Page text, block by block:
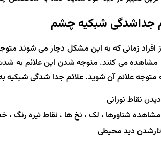
جداشدگی شبکیه چشم
افراد زمانی که به این مشکل دچار می شوند
مشاهده می کنند. متوجه شدن این علائم به
متوجه علائم آن شوید. علائم جدا شدگی
دیدن نقاط نورانی
مشاهده شناورها ، لک ، نخ ها ، نقاط تیره رنگ
تارشدن دید محیطی